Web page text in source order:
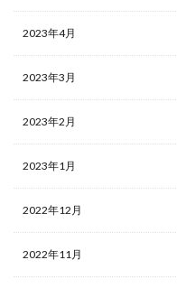
2023年4月
2023年3月
2023年2月
2023年1月
2022年12月
2022年11月